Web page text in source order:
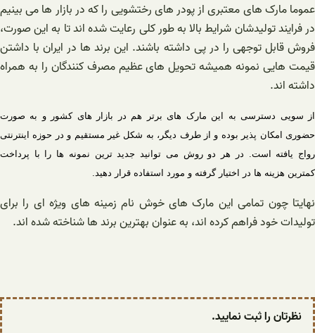
عموما مارک های معتبری از پودر های رختشویی را که در بازار ها می بینیم
در فرایند تولیدشان شرایط بالا به طور کلی رعایت شده اند تا به این صورت،
فروش قابل توجهی را در پی داشته باشند. این برند ها در ایران با داشتن
قیمت هایی نمونه همیشه تحویل های عظیم مصرف کنندگان را به همراه
داشته اند.
از سویی دسترسی به این مارک های برتر هم در بازار های کشور و به صورت
حضوری امکان پذیر بوده و از طرف دیگر، به شکل غیر مستقیم و در حوزه اینترنتی
رواج یافته است. در هر دو روش می توانید جدید ترین نمونه ها را با پرداخت
کمترین هزینه ها در اختیار گرفته و مورد استفاده قرار دهید.
نهایتا چون تمامی این مارک های خوش نام زمینه های ویژه ای را برای
تولیدات خود فراهم کرده اند، به عنوان بهترین برند ها شناخته شده اند.
نظرتان را ثبت نمایید.